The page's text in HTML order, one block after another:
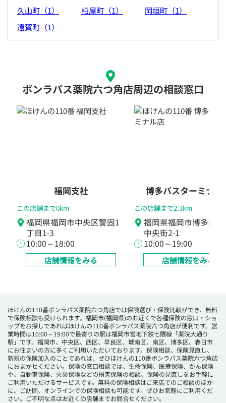
久山町（1）
粕屋町（1）
岡垣町（1）
遠賀町（1）
ボンラパス薬院六つ角店周辺の相談窓口
福岡支社
この店舗まで0km
福岡県福岡市中央区警固1
丁目1-3
10:00～18:00
店舗情報をみる
博多バスターミナル
この店舗まで2.3km
福岡県福岡市博多区
中央街2-1
10:00～19:00
店舗情報をみる
ほけんの110番ボンラパス薬院六つ角店では保険選び・保険比較ができ、無料
で保険相談も受けられます。福岡市(福岡県)のお近くで各種保険の窓口・ショ
ップをお探しであればほけんの110番ボンラパス薬院六つ角店が便利です。営
業時間は10:00～19:00で最寄りの駅は福岡市営地下鉄七隈線「薬院大通り
駅」です。福岡市、中央区、西区、早良区、城南区、南区、博多区、春日市
にお住まいの方に多くご利用いただいております。保険相談、保険見直し、
新規の保険加入のことであれば、ぜひほけんの110番ボンラパス薬院六つ角店
におまかせください。保険の窓口相談では、生命保険、医療保険、がん保険
や、自動車保険、火災保険などの損害保険の相談、保険の見直しをお手軽に
ご利用いただけるサービスです。無料の保険相談はご来店でのご相談のほか
に、ご訪問、オンラインでの保険相談も可能です。ぜひお気軽にご利用くだ
さい。ご不明な点はお近くの店舗までお問合せください。